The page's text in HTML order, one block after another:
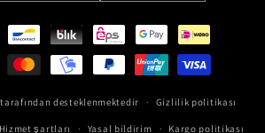
desteklenmektedir Gizlilik politikası
Hizmet şartları Yasal bildirim Kargo politikası